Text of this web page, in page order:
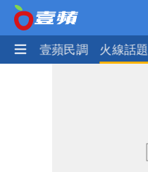
體育 壹蘋民調 火線話題